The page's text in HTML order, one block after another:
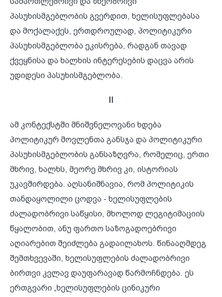
პასუხისმგებლობის გვერდით, ხელისუფლებასა
და მოქალაქეს, ერთდროულად, პოლიტიკური
პასუხისმგებლობა ეკისრება, რადგან თავად
ქვეყნისა და ხალხის ინტერესების დაცვა არის
უდიდესი პასუხისმგებლობა.
II
ამ კონტექსტში მნიშვნელოვანი ხდება
პოლიტიკურ მოვლენთა განსჯა და პოლიტიკური
პასუხისმგებლობის განსაზღვრა, რომელიც, ერთი
მხრივ, ხალხს, მეორე მხრივ კი, ისტორიას
უკავშირდება. აღსანიშნავია, რომ პოლიტიკის
თანდაყოლილი ცოდვა - ხელისუფლების
ძალადობრივი საწყისი, მხოლოდ ლეგიტიმაციის
წყალობით, ანუ ფართო საზოგადოებრივი
აღიარებით შეიძლება გადაილახოს. წინააღმდეგ
შემთხვევაში, ხელისუფლების ძალადობრივი
ბირთვი კვლავ დაუფარავად წარმოჩნდება. ეს
ერთგვარი „ხელისუფლების ცინიკური